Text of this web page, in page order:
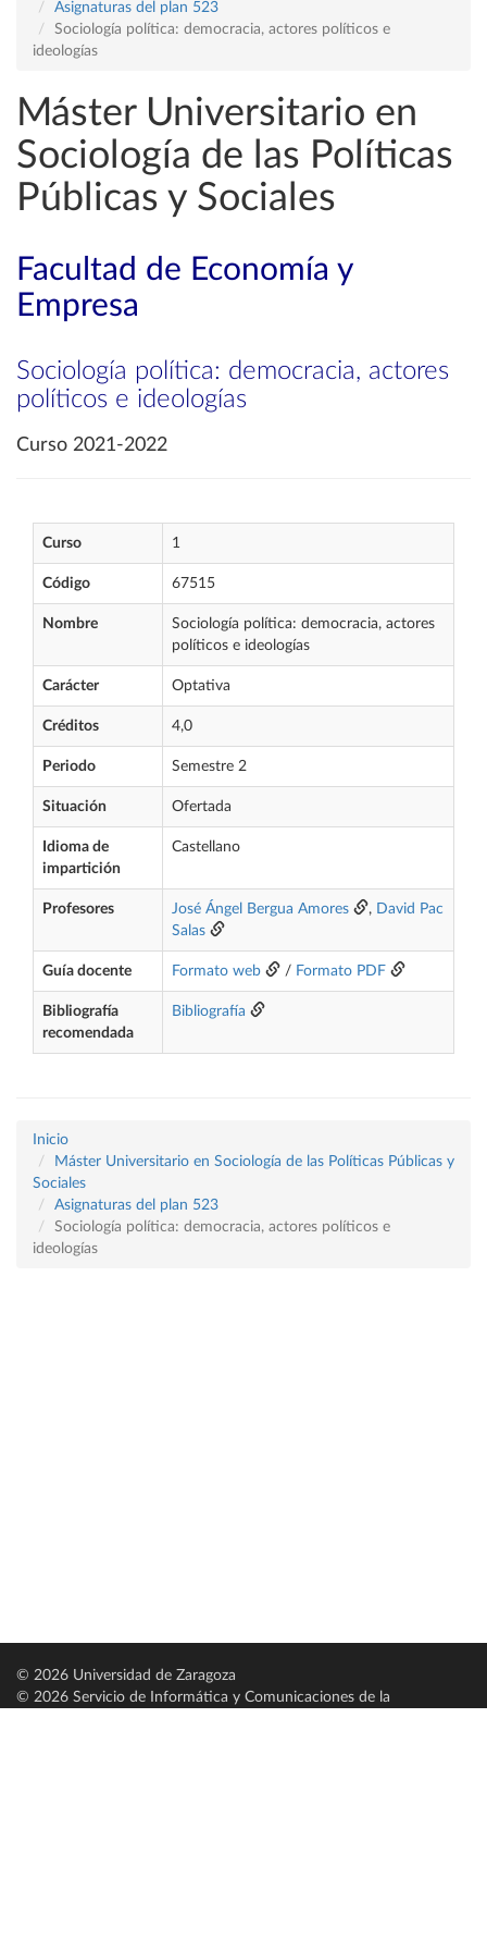
Asignaturas del plan 523
Sociología política: democracia, actores políticos e
ideologías
Máster Universitario en
Sociología de las Políticas
Públicas y Sociales
Facultad de Economía y
Empresa
Sociología política: democracia, actores
políticos e ideologías
Curso 2021-2022
Curso 1
Código 67515
Nombre
Sociología política: democracia, actores
políticos e ideologías
Carácter Optativa
Créditos 4,0
Periodo Semestre 2
Situación Ofertada
Idioma de
impartición
Castellano
Profesores José Ángel Bergua Amores , David Pac
Salas
Guía docente Formato web / Formato PDF
Bibliografía
recomendada
Bibliografía
Inicio
Máster Universitario en Sociología de las Políticas Públicas y
Sociales
Asignaturas del plan 523
Sociología política: democracia, actores políticos e
ideologías
© 2026 Universidad de Zaragoza
© 2026 Servicio de Informática y Comunicaciones de la